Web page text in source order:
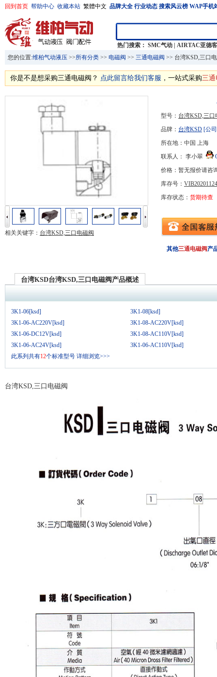
回到首页 帮助中心 收藏本站 繁體中文 品牌大全 行业动态 搜索风云榜 WAP手机
热门搜索： SMC气动
AIRTAC亚德客
您的位置:维柏气动液压 >>所有分类 >> 电磁阀 >> 三通电磁阀 >> 台湾KSD,三口
你是不是想采购三通电磁阀？ 点此留言给我们客服 ，一站式采购三通
相关关键字： 台湾KSD,三口电磁阀
型号： 台湾KSD,三口
品牌： 台湾KSD [公
所在地：中国 上海
联系人： 李小翠
价格：暂无报价请咨
库存号：
库存状态： 货期待查
其他三通电磁阀 产
台湾KSD台湾KSD,三口电磁阀产品概述
3K1-06[ksd]
3K1-08[ksd]
3K1-06-AC220V[ksd]
3K1-08-AC220V[ksd]
3K1-06-DC12V[ksd]
3K1-08-AC110V[ksd]
3K1-06-AC24V[ksd]
3K1-06-AC110V[ksd]
此系列共有12个标准型号 详细浏览>>>
台湾KSD,三口电磁阀